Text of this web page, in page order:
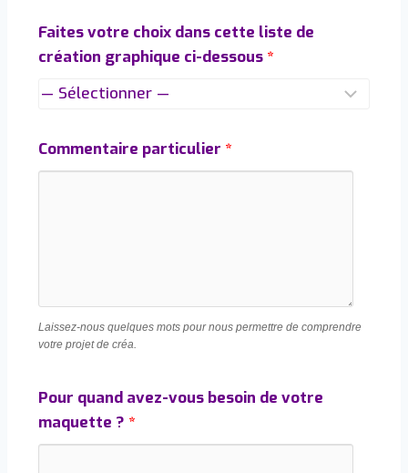
Faites votre choix dans cette liste de
création graphique ci-dessous *
Commentaire particulier *
Laissez-nous quelques mots pour nous permettre de comprendre
votre projet de créa.
Pour quand avez-vous besoin de votre
maquette ? *